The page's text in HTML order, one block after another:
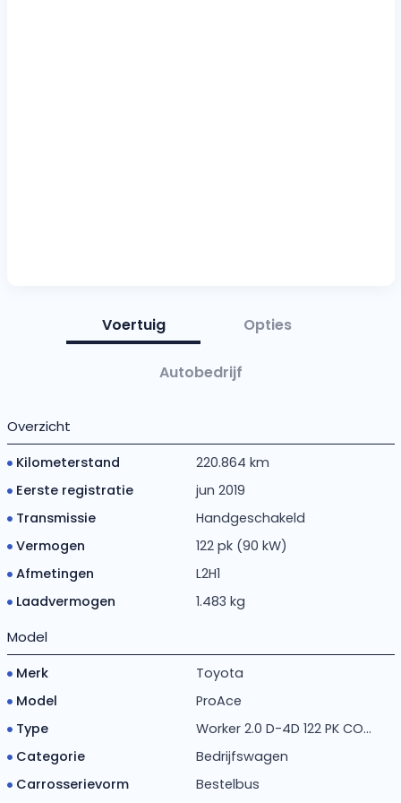
Voertuig Opties
Autobedrijf
Overzicht
Kilometerstand
220.864 km
Eerste registratie
jun 2019
Transmissie
Handgeschakeld
Vermogen
122 pk (90 kW)
Afmetingen
L2H1
Laadvermogen
1.483 kg
Model
Merk
Toyota
Model
ProAce
Type
Worker 2.0 D-4D 122 PK CO...
Categorie
Bedrijfswagen
Carrosserievorm
Bestelbus